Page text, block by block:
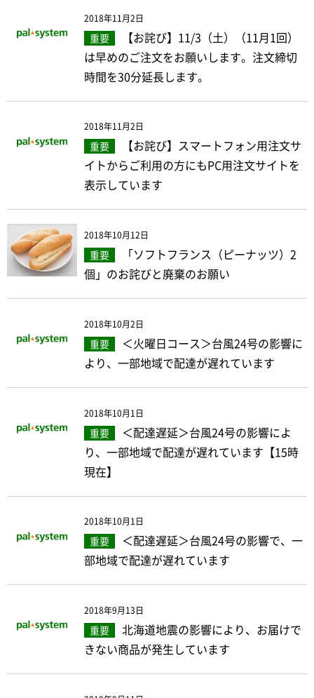
2018年11月2日
重要
【お詫び】11/3（土）（11月1回）
は早めのご注文をお願いします。注文締切
時間を30分延長します。
2018年11月2日
重要
【お詫び】スマートフォン用注文サ
イトからご利用の方にもPC用注文サイトを
表示しています
2018年10月12日
重要
「ソフトフランス（ピーナッツ）2
個」のお詫びと廃棄のお願い
2018年10月2日
重要
＜火曜日コース＞台風24号の影響に
より、一部地域で配達が遅れています
2018年10月1日
重要
＜配達遅延＞台風24号の影響によ
り、一部地域で配達が遅れています【15時
現在】
2018年10月1日
重要
＜配達遅延＞台風24号の影響で、一
部地域で配達が遅れています
2018年9月13日
重要
北海道地震の影響により、お届けで
きない商品が発生しています